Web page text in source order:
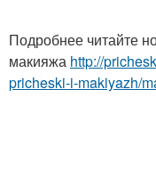
Подробнее читайте
макияжа http://
pricheski-i-makiyazh/